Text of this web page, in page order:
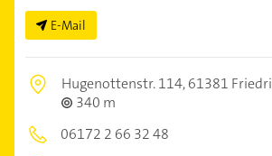
E-Mail
Hugenottenstr. 114,61381
340 m
06172 2 66 32 48